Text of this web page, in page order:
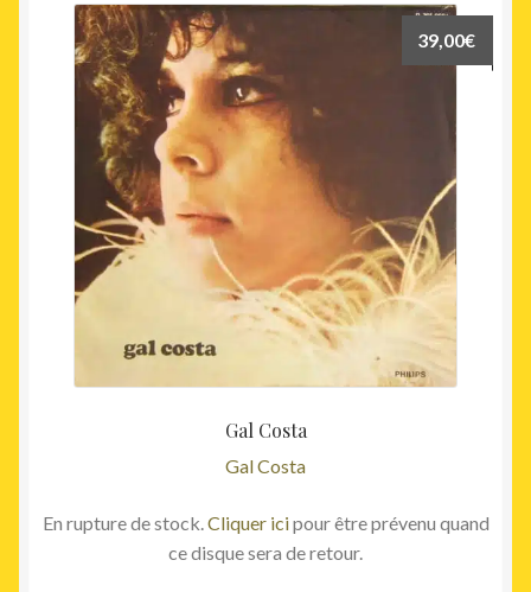
Gal Costa
Gal Costa
39,00€
En rupture de stock.Cliquer icipour être prévenu quand
ce disque sera de retour.